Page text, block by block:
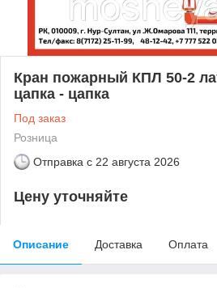
Кран пожарный КПЛ 50-2
цапка - цапка
Под заказ
Розница
Отправка с 22 августа 2026
Цену уточняйте
Описание Доставка Оплата